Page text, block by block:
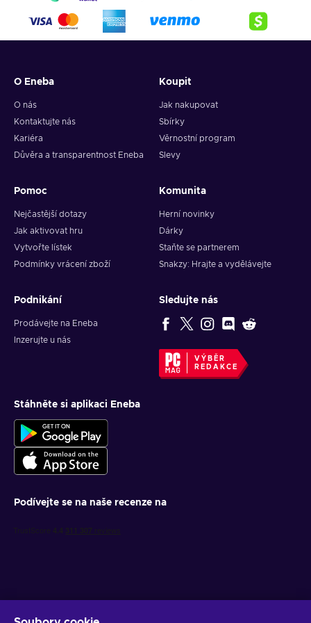
crypto,
5. Enter your wallet address and click on redeem,
Note: You can choose one currency at a time and can only
redeem your whole voucher at once. Once you’ve done that,
you should give it up to 30 minutes for your cryptocurrency
to arrive in your wallet. After that, you can use your new
O Eneba
O nás
Kontaktujte nás
Kariéra
Důvěra a transparentnost Eneba
Koupit
Jak nakupovat
Sbírky
Věrnostní program
Slevy
Pomoc
Nejčastější dotazy
Jak aktivovat hru
Vytvořte lístek
Podmínky vrácení zboží
Komunita
Herní novinky
Dárky
Staňte se partnerem
Snakzy: Hrajte a vydělávejte
Podnikání
Prodávejte na Eneba
Inzerujte u nás
Sledujte nás
VÝBĚR
REDAKCE
Stáhněte si aplikaci Eneba
Podívejte se na naše recenze na